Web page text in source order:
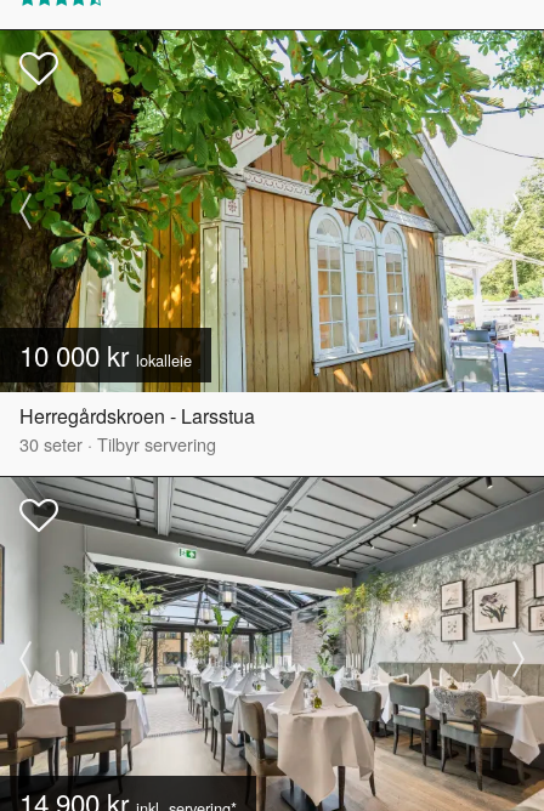
10 000 kr lokalleie
Herregårdskroen - Larsstua
30seter · Tilbyr servering
14 900 kr